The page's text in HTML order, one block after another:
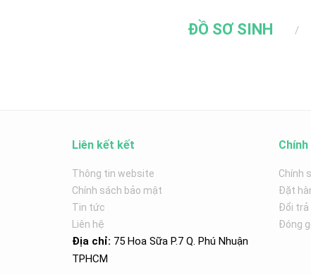
ĐỒ SƠ SINH
Liên kết kết
Thông tin website
Chính sách bảo mật
Tin tức
Liên hệ
Địa chỉ: 75 Hoa Sữa P.7 Q. Phú Nhuận
TPHCM
Chính
Đặt
Đổi trả
Đóng